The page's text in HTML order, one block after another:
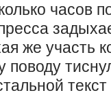
часов
же участь
поводу